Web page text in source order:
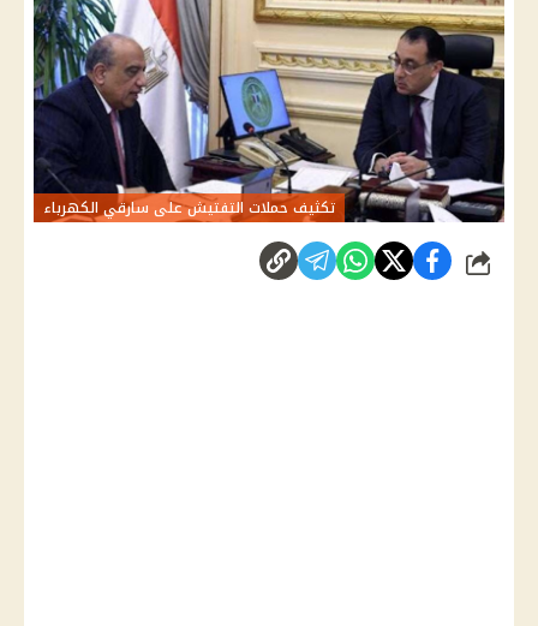
تكثيف حملات التفتيش على سارقي الكهرباء
شارك